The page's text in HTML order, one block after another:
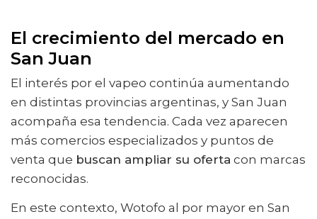
El crecimiento del mercado en
San Juan
El interés por el vapeo continúa aumentando
en distintas provincias argentinas, y San Juan
acompaña esa tendencia. Cada vez aparecen
más comercios especializados y puntos de
venta que buscan ampliar su oferta con marcas
reconocidas.
En este contexto, Wotofo al por mayor en San